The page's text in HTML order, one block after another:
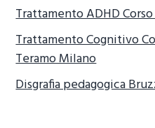
Trattamento ADHD
Trattamento Cognitivo
Teramo Milano
Disgrafia pedagogica